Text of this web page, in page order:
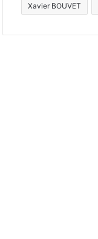
Xavier BOUVET